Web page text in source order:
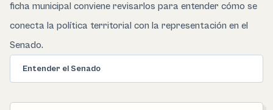
ficha municipal conviene revisarlos para entender cómo se
conecta la política territorial con la representación en el
Senado.
Entender el Senado